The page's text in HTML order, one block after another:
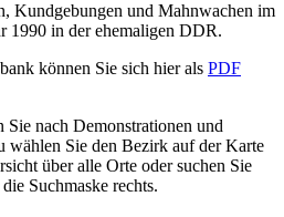
Kundgebungen und Mahnwachen im
1990 in der ehemaligen DDR.
können Sie sich hier als PDF
Sie nach Demonstrationen und
wählen Sie den Bezirk auf der Karte
über alle Orte oder suchen Sie
Suchmaske rechts.